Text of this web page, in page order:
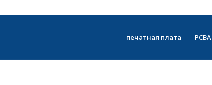
печатная плата PCBA